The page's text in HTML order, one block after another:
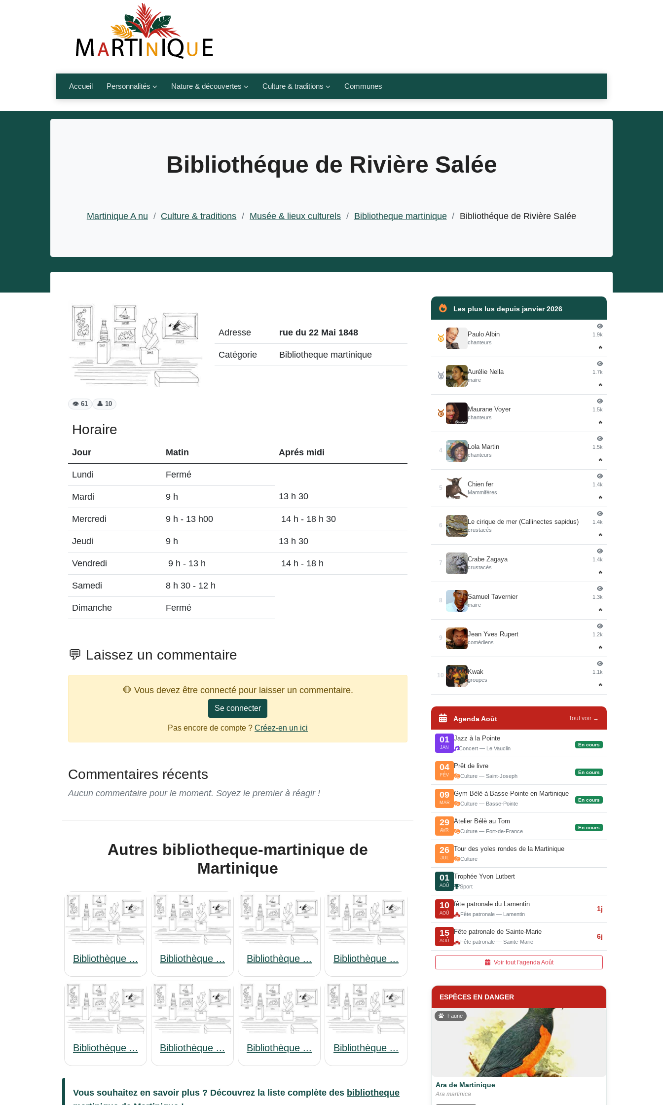
Accueil Personnalités
Artistes
Nature & découvertes
Fleurs, fruits, légumes
Montagnes et rivières
Culture & traditions
Culte et religions
populaires
Communes
Bibliothéque de Rivière Salée
Martinique A nu / Culture & traditions / Musée & lieux culturels / Bibliotheque martinique / Bibliothéque de Rivière Salée
Adresse rue du 22 Mai 1848
Catégorie Bibliotheque martinique
👁️ 61 👤 10
Horaire
Jour Matin Aprés midi
Lundi Fermé
Mardi 9 h 13 h 30
Mercredi 9 h - 13 h00 14 h - 18 h 30
Jeudi 9 h 13 h 30
Vendredi 9 h - 13 h 14 h - 18 h
Samedi 8 h 30 - 12 h
Dimanche Fermé
💬 Laissez un commentaire
🛑 Vous devez être connecté pour laisser un commentaire.
Se connecter
Pas encore de compte ? Créez-en un ici
Commentaires récents
Aucun commentaire pour le moment. Soyez le premier à réagir !
Autres bibliotheque-martinique de
Martinique
Bibliothèque ... Bibliothèque ... Bibliothèque ... Bibliothèque ...
Bibliothèque ... Bibliothèque ... Bibliothèque ... Bibliothèque ...
Vous souhaitez en savoir plus ? Découvrez la liste complète des bibliotheque
Les plus lus depuis janvier 2026
🥇 Paulo Albin
chanteurs
1.9k
🔥
🥈 Aurélie Nella
maire
1.7k
🔥
🥉 Maurane Voyer
chanteurs
1.5k
🔥
4
Lola Martin
chanteurs
1.5k
🔥
5
Chien fer
Mammifères
1.4k
🔥
6
Le cirique de mer (Callinectes sapidus)
crustacés
1.4k
🔥
7
Crabe Zagaya
crustacés
1.4k
🔥
8
Samuel Tavernier
maire
1.3k
🔥
9
Jean Yves Rupert
comédiens
1.2k
🔥
10
Kwak
groupes
1.1k
🔥
Agenda Août Tout voir →
01
JAN
Jazz à la Pointe
Concert — Le Vauclin
En cours
04
FÉV
Prêt de livre
Culture — Saint-Joseph
En cours
09
MAR
Gym Bèlè à Basse-Pointe en Martinique
Culture — Basse-Pointe
En cours
29
AVR
Atelier Bélè au Tom
Culture — Fort-de-France
En cours
26
JUL
Tour des yoles rondes de la Martinique
Culture
01
AOÛ
Trophée Yvon Lutbert
Sport
10
AOÛ
fête patronale du Lamentin
Fête patronale — Lamentin
1j
15
AOÛ
Fête patronale de Sainte-Marie
Fête patronale — Sainte-Marie
6j
Voir tout l'agenda Août
ESPÈCES EN DANGER
Faune
Ara de Martinique
Ara martinica